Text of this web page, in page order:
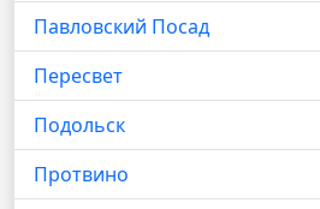
Павловский Посад
Пересвет
Подольск
Протвино